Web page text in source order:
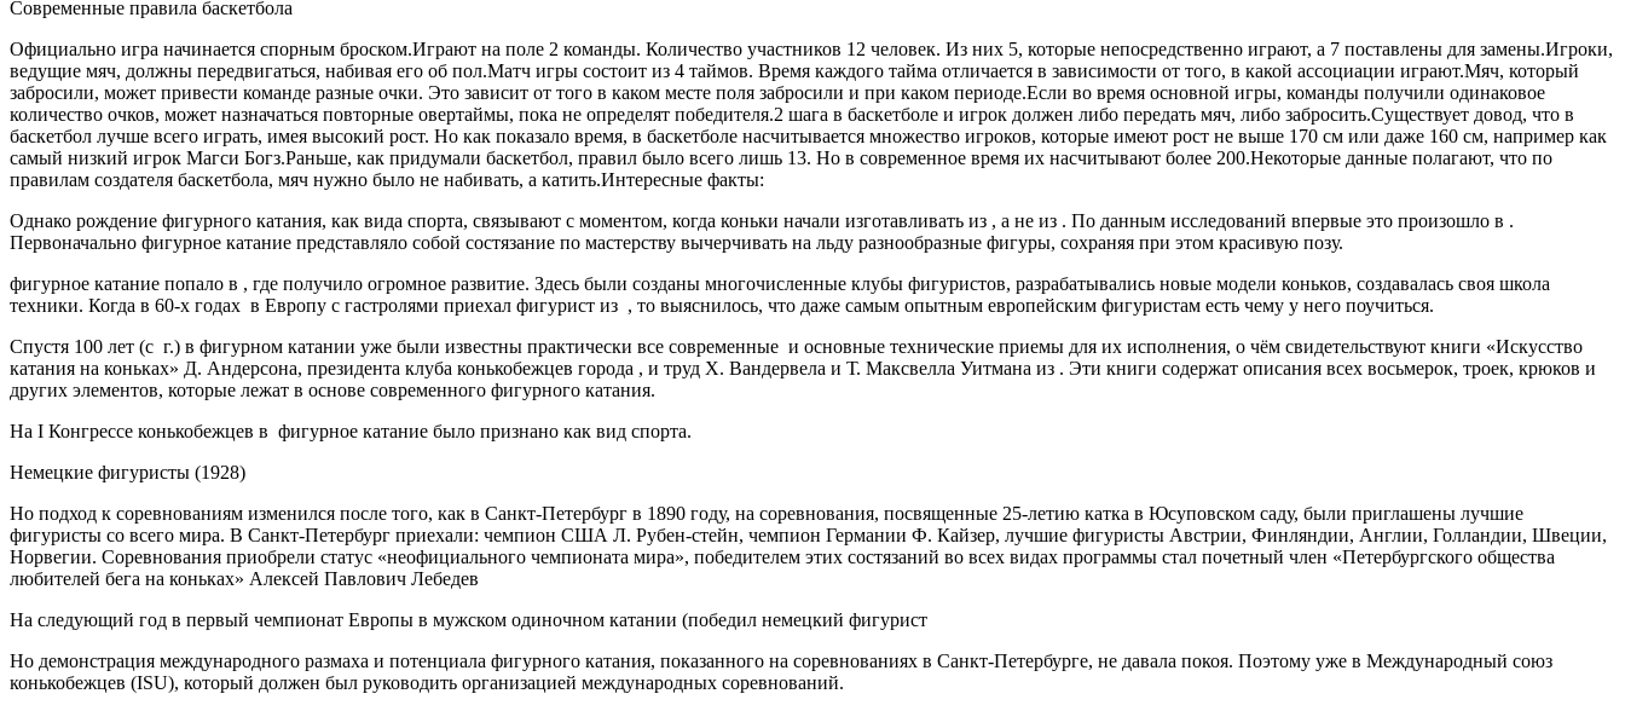
Современные правила баскетбола
Официально игра начинается спорным броском.Играют на поле 2 команды. Количество участников 12 человек. Из них 5, которые непосредственно играют, а 7 поставлены для замены.Игроки,
ведущие мяч, должны передвигаться, набивая его об пол.Матч игры состоит из 4 таймов. Время каждого тайма отличается в зависимости от того, в какой ассоциации играют.Мяч, который
забросили, может привести команде разные очки. Это зависит от того в каком месте поля забросили и при каком периоде.Если во время основной игры, команды получили одинаковое
количество очков, может назначаться повторные овертаймы, пока не определят победителя.2 шага в баскетболе и игрок должен либо передать мяч, либо забросить.Существует довод, что в
баскетбол лучше всего играть, имея высокий рост. Но как показало время, в баскетболе насчитывается множество игроков, которые имеют рост не выше 170 см или даже 160 см, например как
самый низкий игрок Магси Богз.Раньше, как придумали баскетбол, правил было всего лишь 13. Но в современное время их насчитывают более 200.Некоторые данные полагают, что по
правилам создателя баскетбола, мяч нужно было не набивать, а катить.Интересные факты:
Однако рождение фигурного катания, как вида спорта, связывают с моментом, когда коньки начали изготавливать из , а не из . По данным исследований впервые это произошло в .
Первоначально фигурное катание представляло собой состязание по мастерству вычерчивать на льду разнообразные фигуры, сохраняя при этом красивую позу.
фигурное катание попало в , где получило огромное развитие. Здесь были созданы многочисленные клубы фигуристов, разрабатывались новые модели коньков, создавалась своя школа
техники. Когда в 60-х годах в Европу с гастролями приехал фигурист из , то выяснилось, что даже самым опытным европейским фигуристам есть чему у него поучиться.
Спустя 100 лет (с г.) в фигурном катании уже были известны практически все современные и основные технические приемы для их исполнения, о чём свидетельствуют книги «Искусство
катания на коньках» Д. Андерсона, президента клуба конькобежцев города , и труд X. Вандервела и Т. Максвелла Уитмана из . Эти книги содержат описания всех восьмерок, троек, крюков и
других элементов, которые лежат в основе современного фигурного катания.
На I Конгрессе конькобежцев в фигурное катание было признано как вид спорта.
Немецкие фигуристы (1928)
Но подход к соревнованиям изменился после того, как в Санкт-Петербург в 1890 году, на соревнования, посвященные 25-летию катка в Юсуповском саду, были приглашены лучшие
фигуристы со всего мира. В Санкт-Петербург приехали: чемпион США Л. Рубен-стейн, чемпион Германии Ф. Кайзер, лучшие фигуристы Австрии, Финляндии, Англии, Голландии, Швеции,
Норвегии. Соревнования приобрели статус «неофициального чемпионата мира», победителем этих состязаний во всех видах программы стал почетный член «Петербургского общества
любителей бега на коньках» Алексей Павлович Лебедев
На следующий год в первый чемпионат Европы в мужском одиночном катании (победил немецкий фигурист
Но демонстрация международного размаха и потенциала фигурного катания, показанного на соревнованиях в Санкт-Петербурге, не давала покоя. Поэтому уже в Международный союз
конькобежцев (ISU), который должен был руководить организацией международных соревнований.